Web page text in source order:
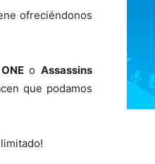
ofreciéndonos
o Assassins
que podamos